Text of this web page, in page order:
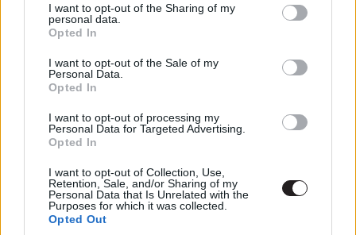
not limited to your visit or usage behaviour. You may click to
grant or deny consent to Google and its third-party tags to
use your data for below specified purposes in below Google
consent section.
I want to opt-out of the Sharing of my
personal data.
Opted In
I want to opt-out of the Sale of my
Personal Data.
Opted In
I want to opt-out of processing my
Personal Data for Targeted Advertising.
Opted In
I want to opt-out of Collection, Use,
Retention, Sale, and/or Sharing of my
Personal Data that Is Unrelated with the
Purposes for which it was collected.
Opted Out
Vaughn ráadásul a Millarral közösen jegyzett képregényt
nem szó szerint adaptálta - amit már csak az abban
megnehezített volna, de legalább az utolsó jedit is
szerepeltethette a filmben - hanem annak csupán
nagyon is eleven filmet faragott belőle. Bátran
kijelenthető, hogy a film jobb, mint az alapjául szolgáló
mű. Ugyanakkor a film első felében helyenként